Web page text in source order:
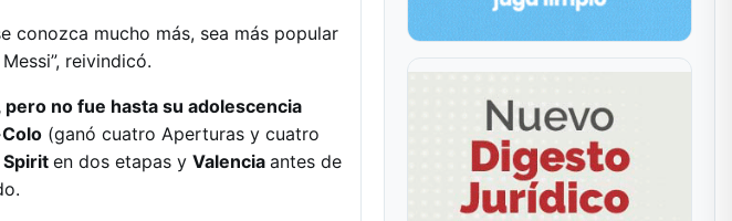
conozca mucho más, sea más popular
reivindicó.
no fue hasta su adolescencia
(ganó cuatro Aperturas y cuatro
en dos etapas y Valencia antes de